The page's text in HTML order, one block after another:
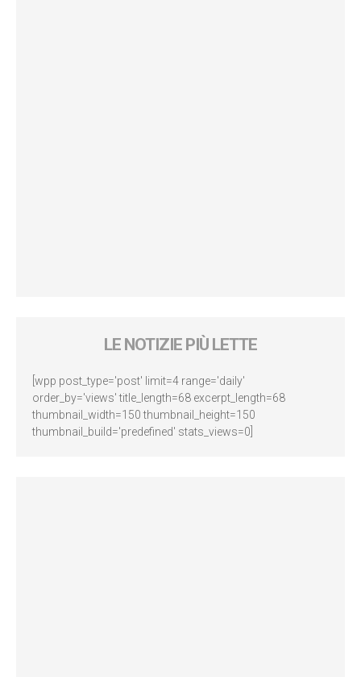
LE NOTIZIE PIÙ LETTE
[wpp post_type='post' limit=4 range='daily'
order_by='views' title_length=68 excerpt_length=68
thumbnail_width=150 thumbnail_height=150
thumbnail_build='predefined' stats_views=0]